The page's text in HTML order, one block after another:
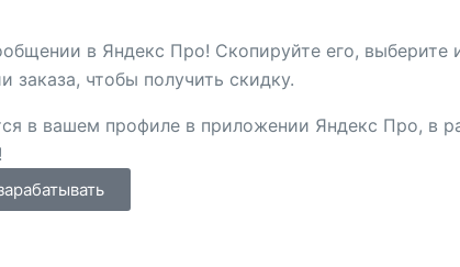
в Яндекс Про! Скопируйте его, выберите
чтобы получить скидку.
в вашем профиле в приложении Яндекс Про, в